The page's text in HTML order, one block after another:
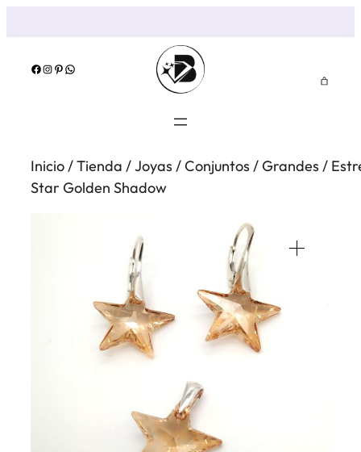
contenido
Facebook Instagram Pinterest WhatsApp
Inicio/Tienda /Joyas /Conjuntos /Grandes /
Star Golden Shadow